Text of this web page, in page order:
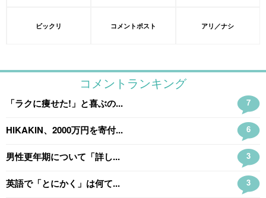
ビックリ コメントポスト アリ／ナシ